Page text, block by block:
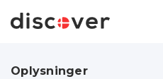
Oplysninger